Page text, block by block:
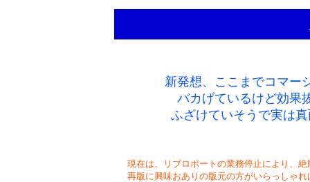
新発想、ここまでコマー
バカげているけど効果
ふざけていそうで実は
現在は、リブロポートの業務停止により、
再版に興味おありの版元の方がいらっしゃ